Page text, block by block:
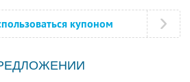
купоном